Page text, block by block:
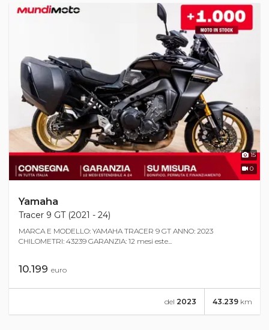
15
0
Yamaha
Tracer 9 GT (2021 - 24)
MARCA E MODELLO: YAMAHA TRACER 9 GT ANNO: 2023
CHILOMETRI: 43239 GARANZIA: 12 mesi este...
10.199 euro
43.239 km
del 2023